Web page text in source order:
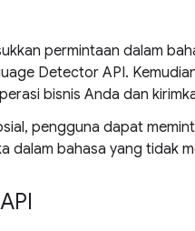
permintaan dalam
Detector API.
bisnis Anda dan
pengguna dapat
dalam bahasa yang tidak